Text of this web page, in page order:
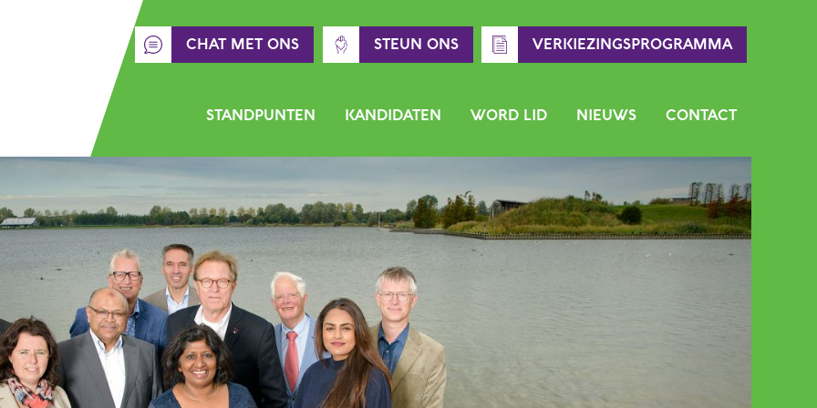
CHAT MET ONS STEUN ONS VERKIEZINGSPROGRAMMA
STANDPUNTEN KANDIDATEN WORD LID NIEUWS CONTACT